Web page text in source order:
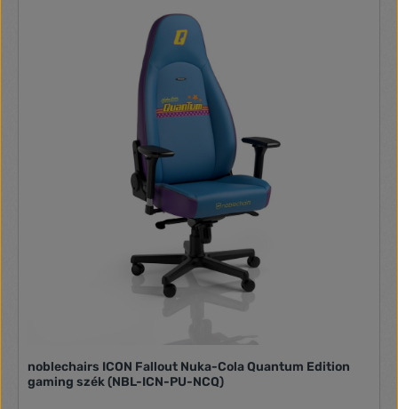
hátfájdalmak kialakulása. A dönthető, versenyülés háttámla
és a párnák igazán stílusos megjelenést kölcsönöznek. Nagy
fényerejű, RGB LED világítás távirányítóval
Fokozatmentesen állítható magasság gázrugó segítségével
Dönthető háttámla rész (fix ülőlap) Könnyen tisztítható
Energiaellátás: 5V USB, max. 2 A Szín állíthatóság:
Vezeték nélküli távirányítóval LED teljesítménye: 10 W LED
fényereje: 1000 Lumen Kábel hossza: 190 cm Max
terhelhetőség: 120 kg ülőfelületen Ülőlap mérete: 54 x 52
cm Háttámla mérete: 82 x 57 cm Karfa szélessége: 7,5 cm
Karfa magassága: 28 cm Magasság tartomány: 45 - 55
cm Szín: Fekete / piros
noblechairs ICON Fallout Nuka-Cola Quantum Edition
gaming szék (NBL-ICN-PU-NCQ)